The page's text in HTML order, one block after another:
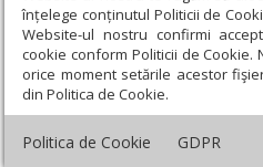
înțelege conținutul Politicii de
Website-ul nostru confirmi
cookie conform Politicii de Cookie.
orice moment setările acestor
din Politica de Cookie.
Politica de Cookie GDPR
Ziarul Lumina › Actualitate
Cuvioase Parascheva au fost
din Iași
Moaștele Sfintei
fost reașezate în
din Iași